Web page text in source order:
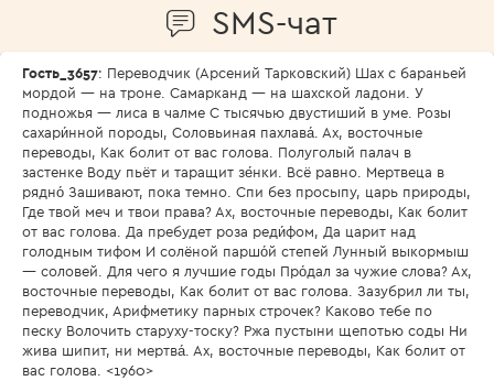
SMS-чат
Гость_3657: Переводчик (Арсений Тарковский) Шах с бараньей
мордой — на троне. Самарканд — на шахской ладони. У
подножья — лиса в чалме С тысячью двустиший в уме. Розы
сахари́нной породы, Соловьиная пахлава́. Ах, восточные
переводы, Как болит от вас голова. Полуголый палач в
застенке Воду пьёт и таращит зе́нки. Всё равно. Мертвеца в
рядно́ Зашивают, пока темно. Спи без просыпу, царь природы,
Где твой меч и твои права? Ах, восточные переводы, Как болит
от вас голова. Да пребудет роза реди́фом, Да царит над
голодным тифом И солёной паршо́й степей Лунный выкормыш
— соловей. Для чего я лучшие годы Про́дал за чужие слова? Ах,
восточные переводы, Как болит от вас голова. Зазубрил ли ты,
переводчик, Арифметику парных строчек? Каково тебе по
песку Волочить старуху-тоску? Ржа пустыни щепотью соды Ни
жива шипит, ни мертва́. Ах, восточные переводы, Как болит от
вас голова. <1960>